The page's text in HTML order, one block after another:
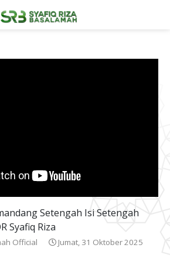
Setengah Isi Setengah
Syafiq Riza
Official
Jumat, 31 Oktober 2025